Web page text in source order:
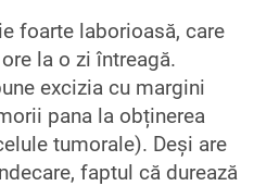
foarte laborioasă, care
la o zi întreagă.
excizia cu margini
pana la obținerea
tumorale). Deși are
faptul că durează